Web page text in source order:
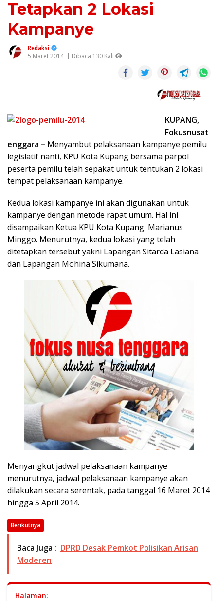
Tetapkan 2 Lokasi
Kampanye
Redaksi
5 Maret 2014 | Dibaca 130 Kali
KUPANG,
Fokusnusat
enggara – Menyambut pelaksanaan kampanye pemilu
legislatif nanti, KPU Kota Kupang bersama parpol
peserta pemilu telah sepakat untuk tentukan 2 lokasi
tempat pelaksanaan kampanye.
Kedua lokasi kampanye ini akan digunakan untuk
kampanye dengan metode rapat umum. Hal ini
disampaikan Ketua KPU Kota Kupang, Marianus
Minggo. Menurutnya, kedua lokasi yang telah
ditetapkan tersebut yakni Lapangan Sitarda Lasiana
dan Lapangan Mohina Sikumana.
Menyangkut jadwal pelaksanaan kampanye
menurutnya, jadwal pelaksanaan kampanye akan
dilakukan secara serentak, pada tanggal 16 Maret 2014
hingga 5 April 2014.
Berikutnya
Baca Juga : DPRD Desak Pemkot Polisikan Arisan
Moderen
Halaman: